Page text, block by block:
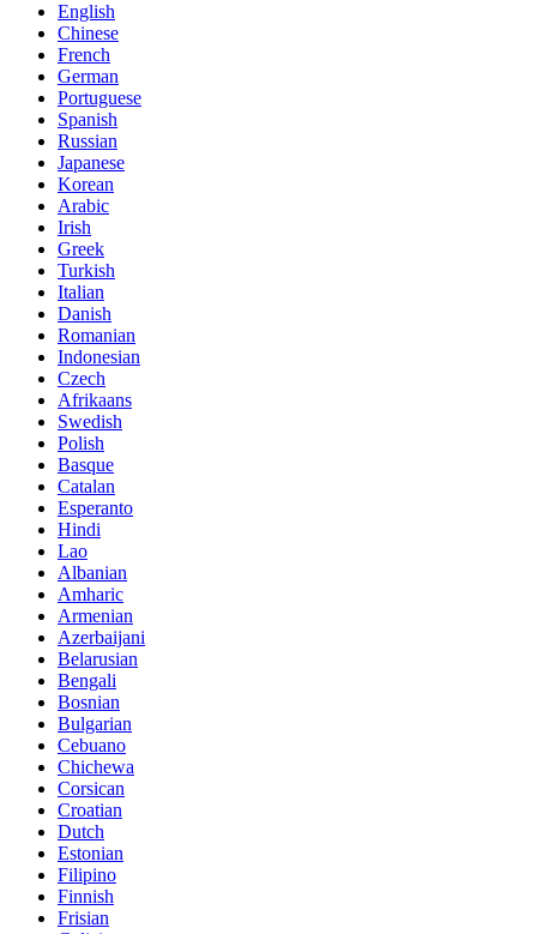
English
Chinese
French
German
Portuguese
Spanish
Russian
Japanese
Korean
Arabic
Irish
Greek
Turkish
Italian
Danish
Romanian
Indonesian
Czech
Afrikaans
Swedish
Polish
Basque
Catalan
Esperanto
Hindi
Lao
Albanian
Amharic
Armenian
Azerbaijani
Belarusian
Bengali
Bosnian
Bulgarian
Cebuano
Chichewa
Corsican
Croatian
Dutch
Estonian
Filipino
Finnish
Frisian